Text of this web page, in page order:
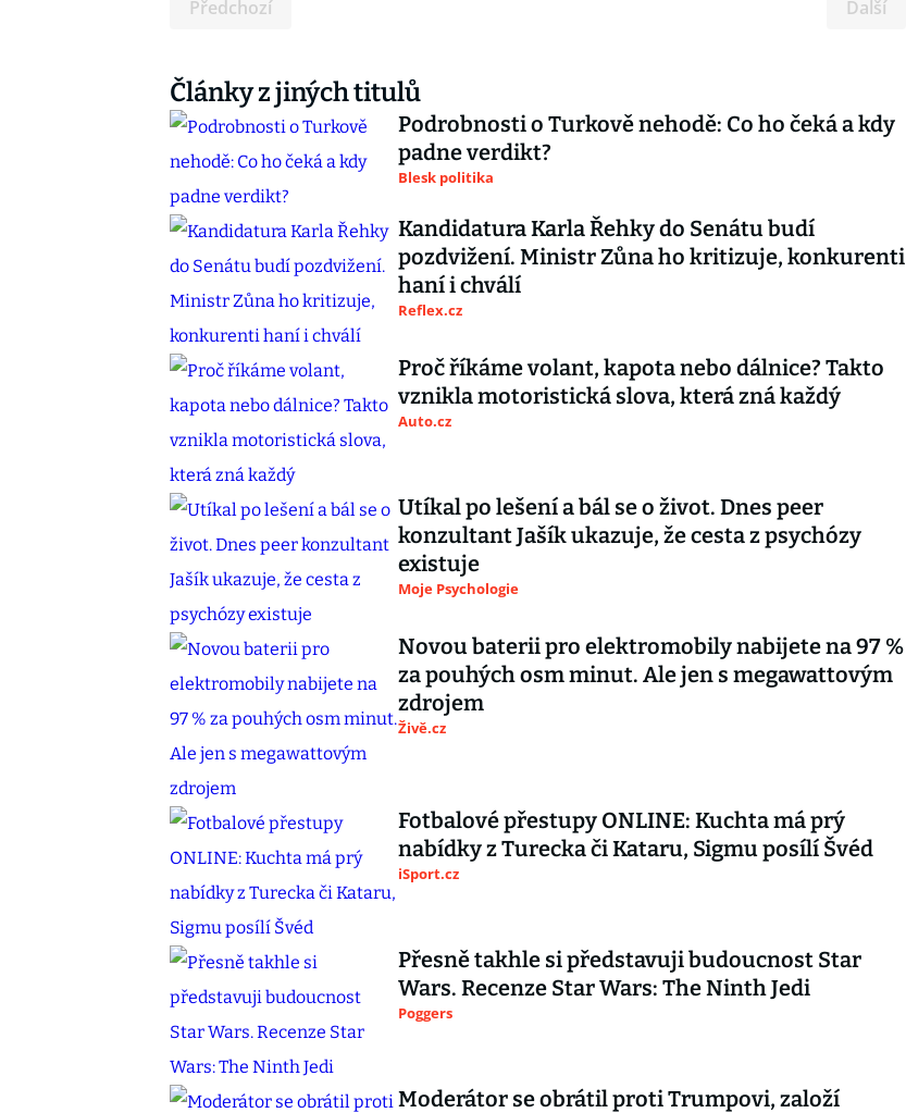
Předchozí Další
Články z jiných titulů
Podrobnosti o Turkově nehodě: Co ho čeká a kdy
padne verdikt?
Blesk politika
Kandidatura Karla Řehky do Senátu budí
pozdvižení. Ministr Zůna ho kritizuje, konkurenti
haní i chválí
Reflex.cz
Proč říkáme volant, kapota nebo dálnice? Takto
vznikla motoristická slova, která zná každý
Auto.cz
Utíkal po lešení a bál se o život. Dnes peer
konzultant Jašík ukazuje, že cesta z psychózy
existuje
Moje Psychologie
Novou baterii pro elektromobily nabijete na 97 %
za pouhých osm minut. Ale jen s megawattovým
zdrojem
Živě.cz
Fotbalové přestupy ONLINE: Kuchta má prý
nabídky z Turecka či Kataru, Sigmu posílí Švéd
iSport.cz
Přesně takhle si představuji budoucnost Star
Wars. Recenze Star Wars: The Ninth Jedi
Poggers
Moderátor se obrátil proti Trumpovi, založí